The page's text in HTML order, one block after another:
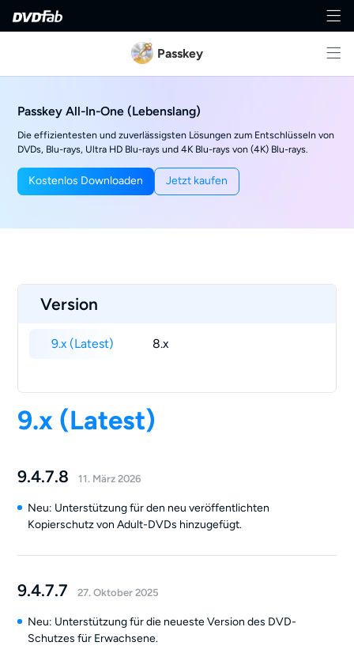
Passkey
Passkey All-In-One (Lebenslang)
Die effizientesten und zuverlässigsten Lösungen zum Entschlüsseln von
DVDs, Blu-rays, Ultra HD Blu-rays und 4K Blu-rays von (4K) Blu-rays.
Kostenlos Downloaden Jetzt kaufen
Version
9.x (Latest) 8.x
9.x (Latest)
9.4.7.8 11. März 2026
Neu: Unterstützung für den neu veröffentlichten
Kopierschutz von Adult-DVDs hinzugefügt.
9.4.7.7 27. Oktober 2025
Neu: Unterstützung für die neueste Version des DVD-
Schutzes für Erwachsene.